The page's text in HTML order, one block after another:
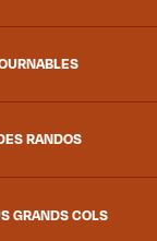
RANDOS
GRANDS COLS
tous les
et de